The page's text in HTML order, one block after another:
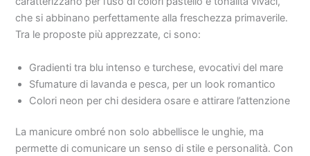
che si abbinano perfettamente alla freschezza primaverile.
Tra le proposte più apprezzate, ci sono:
Gradienti tra blu intenso e turchese, evocativi del mare
Sfumature di lavanda e pesca, per un look romantico
Colori neon per chi desidera osare e attirare l’attenzione
La manicure ombré non solo abbellisce le unghie, ma
permette di comunicare un senso di stile e personalità. Con